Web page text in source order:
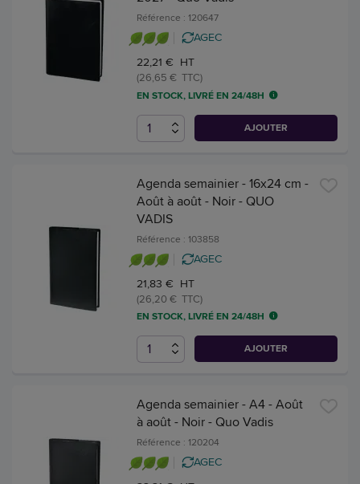
Référence : 120647
AGEC
22,21 € HT
(26,65 € TTC)
EN STOCK, LIVRÉ EN 24/48H
AJOUTER
Agenda semainier - 16x24 cm -
Août à août - Noir - QUO
VADIS
Référence : 103858
AGEC
21,83 € HT
(26,20 € TTC)
EN STOCK, LIVRÉ EN 24/48H
AJOUTER
Agenda semainier - A4 - Août
à août - Noir - Quo Vadis
Référence : 120204
AGEC